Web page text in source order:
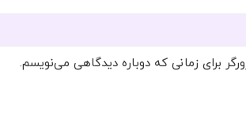
برای زمانی که دوباره دیدگاهی می‌نویسم.